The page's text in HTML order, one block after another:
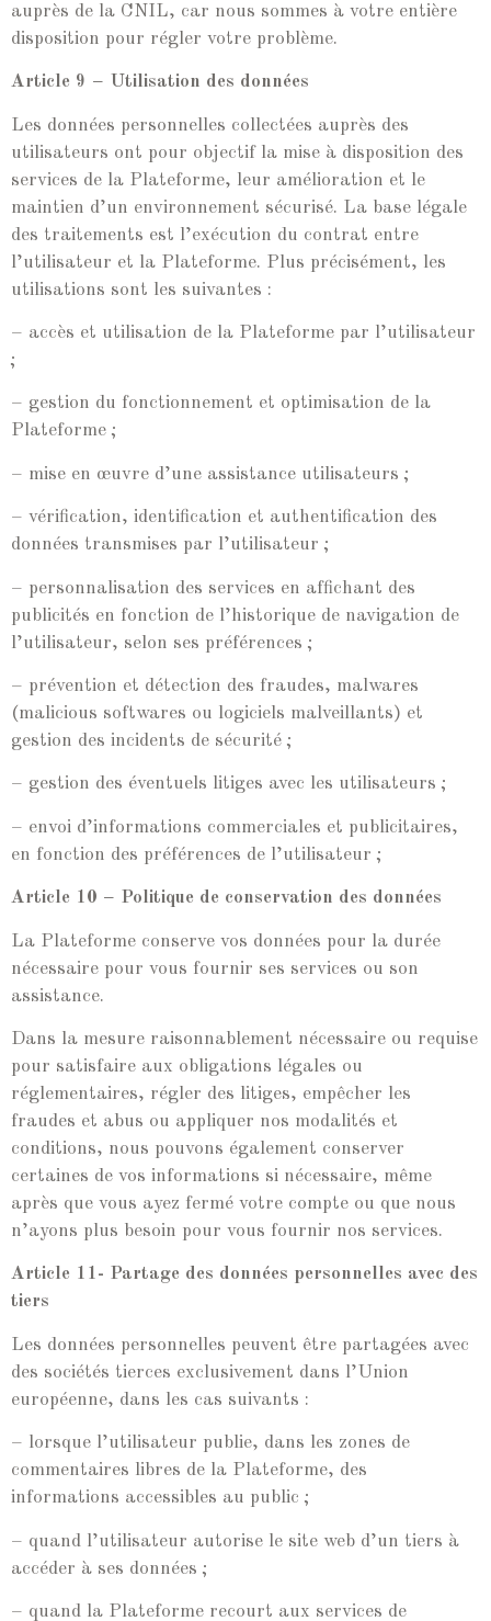
auprès de la CNIL, car nous sommes à votre entière
disposition pour régler votre problème.
Article 9 – Utilisation des données
Les données personnelles collectées auprès des
utilisateurs ont pour objectif la mise à disposition des
services de la Plateforme, leur amélioration et le
maintien d’un environnement sécurisé. La base légale
des traitements est l’exécution du contrat entre
l’utilisateur et la Plateforme. Plus précisément, les
utilisations sont les suivantes :
– accès et utilisation de la Plateforme par l’utilisateur
;
– gestion du fonctionnement et optimisation de la
Plateforme ;
– mise en œuvre d’une assistance utilisateurs ;
– vérification, identification et authentification des
données transmises par l’utilisateur ;
– personnalisation des services en affichant des
publicités en fonction de l’historique de navigation de
l’utilisateur, selon ses préférences ;
– prévention et détection des fraudes, malwares
(malicious softwares ou logiciels malveillants) et
gestion des incidents de sécurité ;
– gestion des éventuels litiges avec les utilisateurs ;
– envoi d’informations commerciales et publicitaires,
en fonction des préférences de l’utilisateur ;
Article 10 – Politique de conservation des données
La Plateforme conserve vos données pour la durée
nécessaire pour vous fournir ses services ou son
assistance.
Dans la mesure raisonnablement nécessaire ou requise
pour satisfaire aux obligations légales ou
réglementaires, régler des litiges, empêcher les
fraudes et abus ou appliquer nos modalités et
conditions, nous pouvons également conserver
certaines de vos informations si nécessaire, même
après que vous ayez fermé votre compte ou que nous
n’ayons plus besoin pour vous fournir nos services.
Article 11- Partage des données personnelles avec des
tiers
Les données personnelles peuvent être partagées avec
des sociétés tierces exclusivement dans l’Union
européenne, dans les cas suivants :
– lorsque l’utilisateur publie, dans les zones de
commentaires libres de la Plateforme, des
informations accessibles au public ;
– quand l’utilisateur autorise le site web d’un tiers à
accéder à ses données ;
– quand la Plateforme recourt aux services de